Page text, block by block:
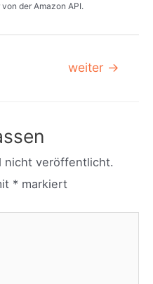
der Amazon API.
weiter →
nicht veröffentlicht.
* markiert